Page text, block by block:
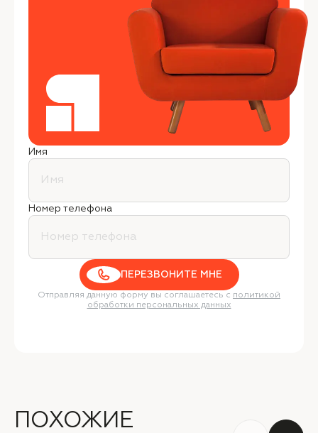
Имя
Номер телефона
ПЕРЕЗВОНИТЕ МНЕ
Отправляя данную форму вы соглашаетесь с политикой
обработки персональных данных
ПОХОЖИЕ